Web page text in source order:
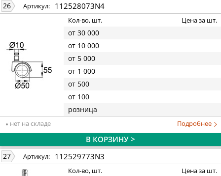
26 Артикул: 112528073N4
Кол-во, шт. Цена за шт.
от 30 000
от 10 000
от 5 000
от 1 000
от 500
от 100
розница
нет на складе Подробнее
В КОРЗИНУ >
27 Артикул: 112529773N3
Кол-во, шт. Цена за шт.